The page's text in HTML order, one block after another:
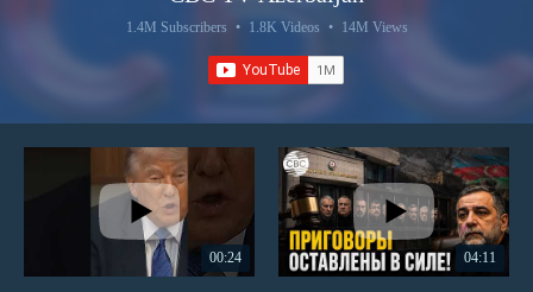
1.4M Subscribers • 1.8K Videos • 14M Views
00:24 04:11